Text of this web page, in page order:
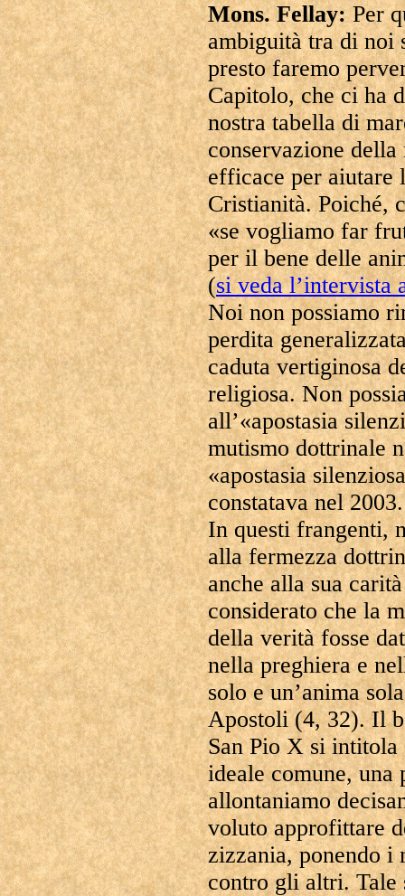
Mons. Fellay:Per
ambiguità tra di noi
presto faremo
Capitolo, che ci ha
nostra tabella di
conservazione
efficace per aiutare
Cristianità. Poiché,
«se vogliamo far
per il bene delle
(si veda l’intervista
Noi non possiamo
perdita
caduta vertiginosa
religiosa. Non
all’«apostasia
mutismo dottrinale
«apostasia
constatavanel 2003.
In questi frangenti,
alla fermezza
anche alla sua
considerato che la
della verità fosse
nella preghiera e
solo e un’anima
Apostoli (4, 32). Il
San Pio X si intitola
ideale comune, una
allontaniamo
voluto approfittare
zizzania, ponendo i
contro gli altri. Tale